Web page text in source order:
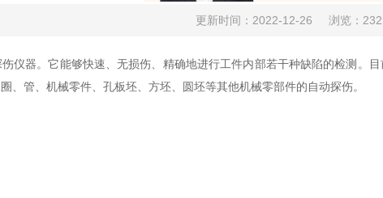
更新时间：2022-12-26 浏览：
器。它能够快速、无损伤、精确地进行工件内部若干种缺陷的检测。目
、管、机械零件、孔板坯、方坯、圆坯等其他机械零部件的自动探伤。